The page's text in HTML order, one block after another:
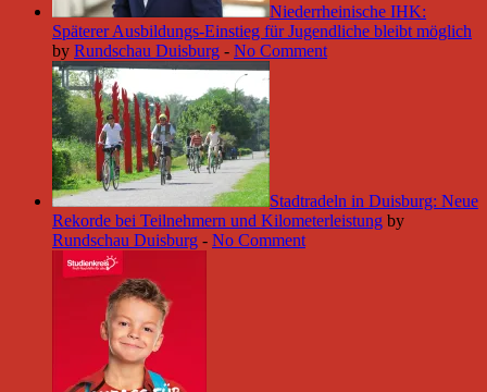
Niederrheinische IHK:
Späterer Ausbildungs-Einstieg für Jugendliche bleibt möglich
by Rundschau Duisburg - No Comment
Stadtradeln in Duisburg: Neue
Rekorde bei Teilnehmern und Kilometerleistung by
Rundschau Duisburg - No Comment